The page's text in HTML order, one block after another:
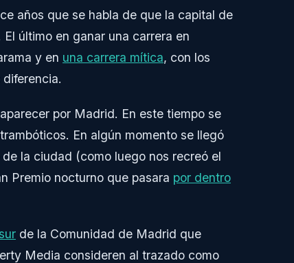
años que se habla de que la capital de
último en ganar una carrera en
y en una carrera mítica, con los
por Madrid. En este tiempo se
En algún momento se llegó
la ciudad (como luego nos recreó el
Premio nocturno que pasara por dentro
de la Comunidad de Madrid que
Media consideren al trazado como